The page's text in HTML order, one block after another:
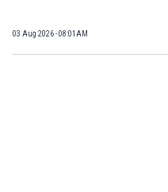
03 Aug 2026 - 08:01AM